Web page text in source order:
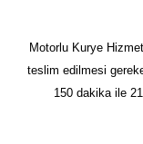
Motorlu Kurye
teslim edilmesi
150 dakika ile